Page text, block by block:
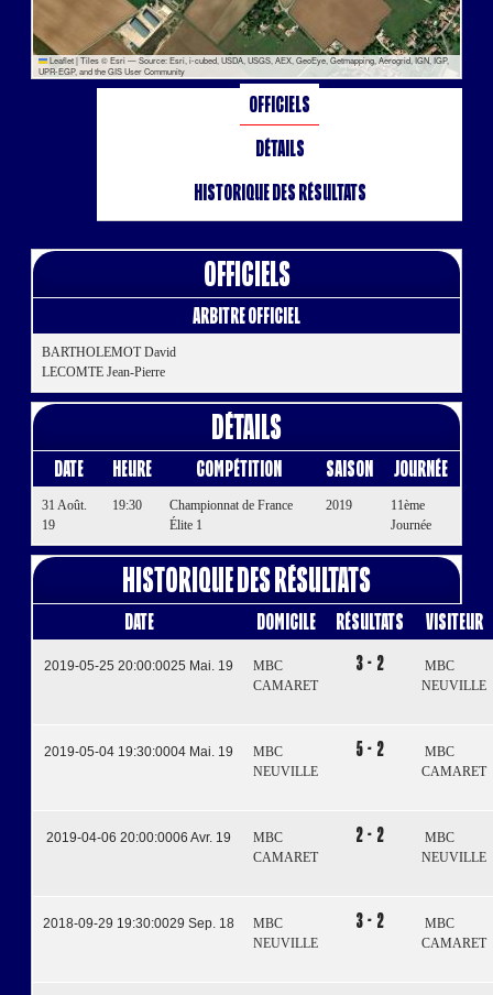
Leaflet |Tiles © Esri — Source: Esri, i-cubed, USDA, USGS, AEX, GeoEye, Getmapping, Aerogrid, IGN, IGP,
UPR-EGP, and the GIS User Community
Officiels
Détails
Historique des résultats
Officiels
Arbitre Officiel
BARTHOLEMOT David
LECOMTE Jean-Pierre
Détails
Date Heure Compétition Saison Journée
31 Août.
19
19:30
Championnat de France
Élite 1
2019
11ème
Journée
Historique des résultats
Date Domicile Résultats Visiteur
2019-05-25 20:00:0025 Mai. 19
MBC
CAMARET
3 - 2
MBC
NEUVILLE
2019-05-04 19:30:0004 Mai. 19
MBC
NEUVILLE
5 - 2
MBC
CAMARET
2019-04-06 20:00:0006 Avr. 19
MBC
CAMARET
2 - 2
MBC
NEUVILLE
2018-09-29 19:30:0029 Sep. 18
MBC
NEUVILLE
3 - 2
MBC
CAMARET